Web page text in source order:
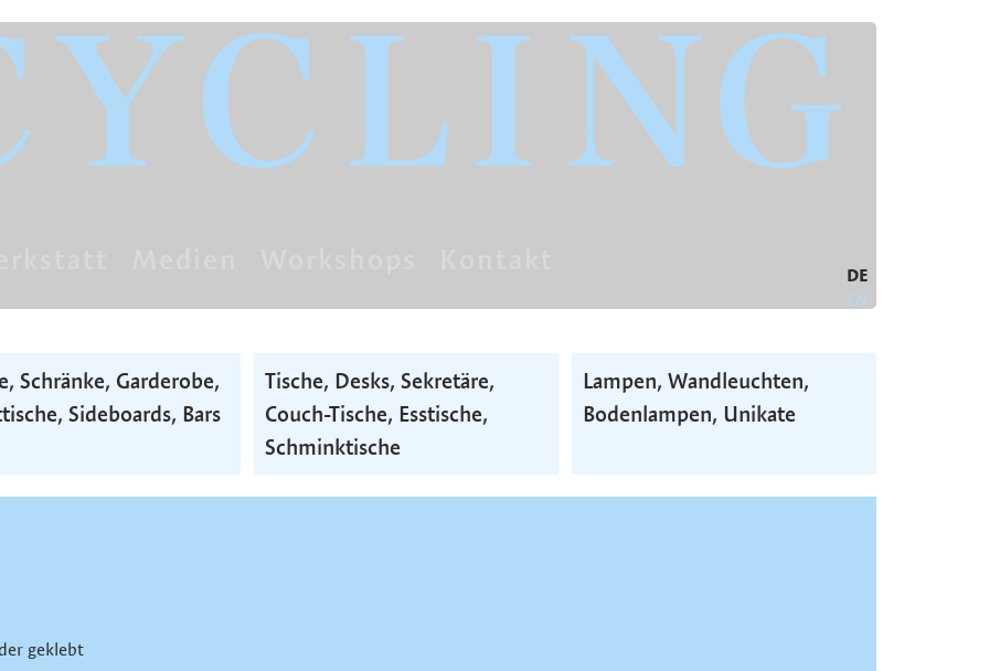
DE
EN
Schränke, Garderobe,
Side­boards, Bars
Tische, Desks, Sekretäre,
Couch-Tische, Esstische,
Schminktische
Lampen, Wand­leuchten,
Boden­lampen, Unikate
geklebt